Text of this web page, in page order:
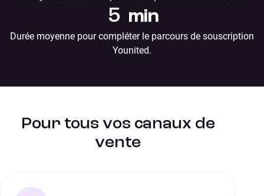
5 min
Durée moyenne pour compléter le parcours de souscription
Younited.
Pour tous vos canaux de
vente